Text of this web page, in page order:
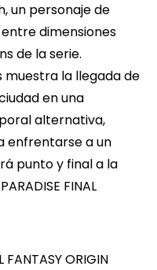
un personaje de
entre dimensiones
de la serie.
muestra la llegada de
en una
alternativa,
enfrentarse a un
punto y final a la
FINAL
FANTASY ORIGIN